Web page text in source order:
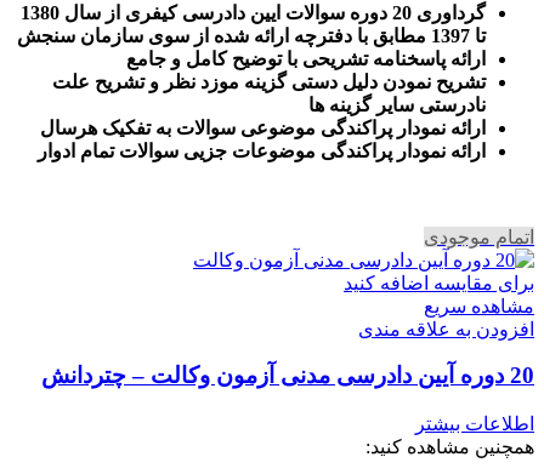
گرداوری 20 دوره سوالات ایین دادرسی کیفری از سال 1380
تا 1397 مطابق با دفترچه ارائه شده از سوی سازمان سنجش
ارائه پاسخنامه تشریحی با توضیح کامل و جامع
تشریح نمودن دلیل دستی گزینه موزد نظر و تشریح علت
نادرستی سایر گزینه ها
ارائه نمودار پراکندگی موضوعی سوالات به تفکیک هرسال
رائه نمودار پراکندگی موضوعات جزیی سوالات تمام ادوار
اتمام موجودی
برای مقایسه اضافه کنید
مشاهده سریع
افزودن به علاقه مندی
20 دوره آیین دادرسی مدنی آزمون وکالت – چتردانش
اطلاعات بیشتر
همچنین مشاهده کنید: